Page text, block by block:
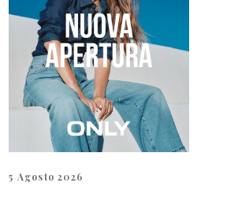
5 Agosto 2026